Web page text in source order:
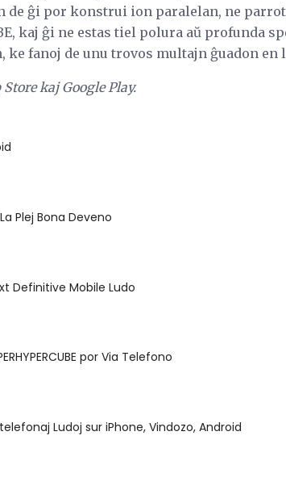
ĝi por konstrui ion paralelan, ne
kaj ĝi ne estas tiel polura aŭ profunda
fanoj de unu trovos multajn ĝuadon en
kaj Google Play.
Plej Bona Deveno
Definitive Mobile Ludo
por Via Telefono
Ludoj sur iPhone, Vindozo, Android